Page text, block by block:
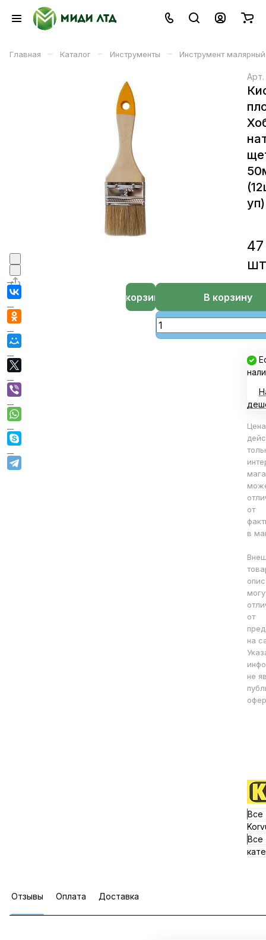
Главная – Каталог – Инструменты – Инструмент
Арт.
уп)
шт
В корзину
В корзине
Цена
от
в
от
на
не
Все
Все
Отзывы Оплата Доставка